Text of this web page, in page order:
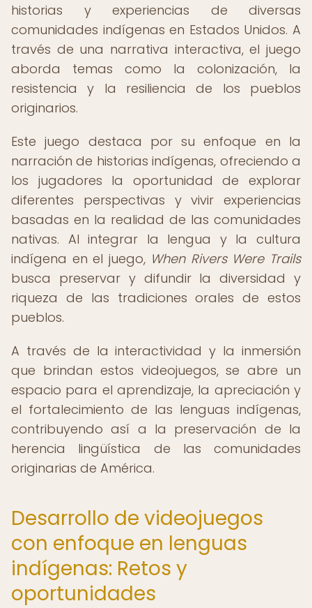
historias y experiencias de diversas
comunidades indígenas en Estados Unidos. A
través de una narrativa interactiva, el juego
aborda temas como la colonización, la
resistencia y la resiliencia de los pueblos
originarios.
Este juego destaca por su enfoque en la
narración de historias indígenas, ofreciendo a
los jugadores la oportunidad de explorar
diferentes perspectivas y vivir experiencias
basadas en la realidad de las comunidades
nativas. Al integrar la lengua y la cultura
indígena en el juego, When Rivers Were Trails
busca preservar y difundir la diversidad y
riqueza de las tradiciones orales de estos
pueblos.
A través de la interactividad y la inmersión
que brindan estos videojuegos, se abre un
espacio para el aprendizaje, la apreciación y
el fortalecimiento de las lenguas indígenas,
contribuyendo así a la preservación de la
herencia lingüística de las comunidades
originarias de América.
Desarrollo de videojuegos
con enfoque en lenguas
indígenas: Retos y
oportunidades